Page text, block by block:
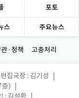
포토
스 주요뉴스
·정책 고충처리
편집국장 : 김기성
층)
: 김성환